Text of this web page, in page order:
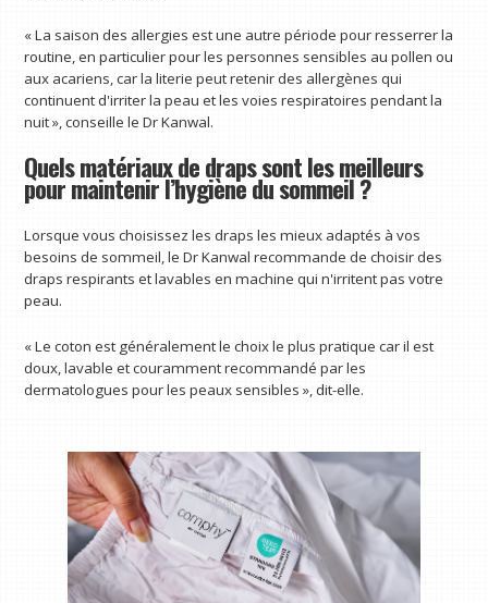
« La saison des allergies est une autre période pour resserrer la
routine, en particulier pour les personnes sensibles au pollen ou
aux acariens, car la literie peut retenir des allergènes qui
continuent d'irriter la peau et les voies respiratoires pendant la
nuit », conseille le Dr Kanwal.
Quels matériaux de draps sont les meilleurs
pour maintenir l’hygiène du sommeil ?
Lorsque vous choisissez les draps les mieux adaptés à vos
besoins de sommeil, le Dr Kanwal recommande de choisir des
draps respirants et lavables en machine qui n'irritent pas votre
peau.
« Le coton est généralement le choix le plus pratique car il est
doux, lavable et couramment recommandé par les
dermatologues pour les peaux sensibles », dit-elle.